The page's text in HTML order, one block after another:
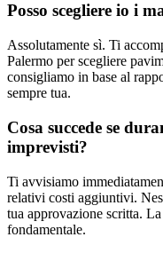
Posso scegliere io i
Assolutamente sì. Ti
Palermo per scegliere
consigliamo in base al
sempre tua.
Cosa succede se
imprevisti?
Ti avvisiamo
relativi costi aggiuntivi.
tua approvazione scritta.
fondamentale.